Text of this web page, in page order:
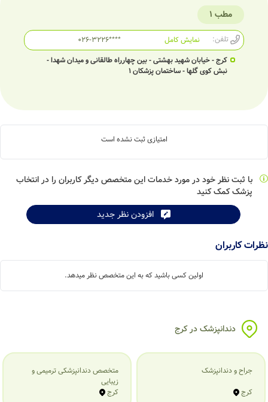
مطب 1
تلفن: 026-3226****
نمایش کامل
کرج - خیابان شهید بهشتی - بین چهارراه طالقانی و میدان شهدا -
نبش کوی گلها - ساختمان پزشکان 1
امتیازی ثبت نشده است
با ثبت نظر خود در مورد خدمات این متخصص دیگر کاربران را در انتخاب
پزشک کمک کنید
افزودن نظر جدید
نظرات کاربران
اولین کسی باشید که به این متخصص نظر میدهد.
دندانپزشک در کرج
جراح و دندانپزشک
کرج
متخصص دندانپزشکی ترمیمی و
زیبایی
کرج